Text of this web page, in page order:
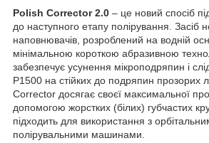
Polish Corrector 2.0 – це новий спосіб
до наступного етапу полірування. Засіб
наповнювачів, розроблений на водній
мінімальною короткою абразивною
забезпечує усунення мікроподряпин і
P1500 на стійких до подряпин прозорих
Corrector досягає своєї максимальної
допомогою жорстких (білих) губчастих
підходить для використання з
полірувальними машинами.